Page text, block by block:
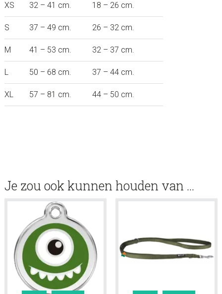
XS 32 – 41 cm. 18 – 26 cm.
S 37 – 49 cm. 26 – 32 cm.
M 41 – 53 cm. 32 – 37 cm.
L 50 – 68 cm. 37 – 44 cm.
XL 57 – 81 cm. 44 – 50 cm.
Je zou ook kunnen houden van …